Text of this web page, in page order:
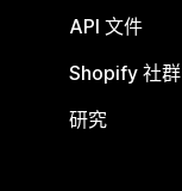
API 文件
Shopify 社群
研究